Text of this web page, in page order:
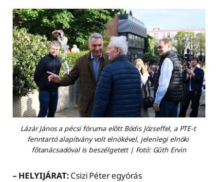
Lázár János a pécsi fóruma előtt Bódis Józseffel, a PTE-t
fenntartó alapítvány volt elnökével, jelenlegi elnöki
főtanácsadóval is beszélgetett | Fotó: Gűth Ervin
– HELYIJÁRAT: Csizi Péter egyórás